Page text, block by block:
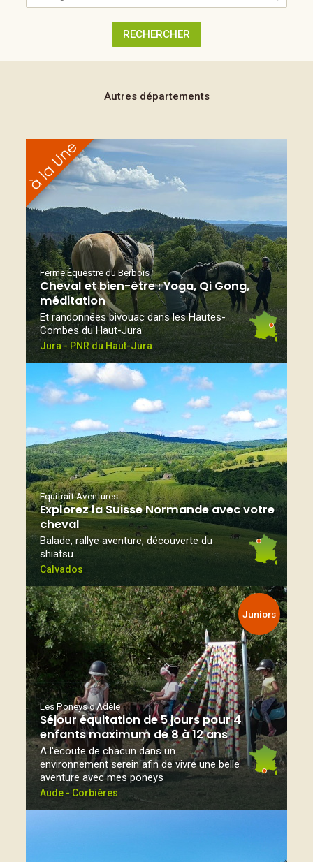
RECHERCHER
Autres départements
Ferme Équestre du Berbois
Cheval et bien-être : Yoga, Qi Gong,
méditation
Et randonnées bivouac dans les Hautes-
Combes du Haut-Jura
Jura - PNR du Haut-Jura
Equitrait Aventures
Explorez la Suisse Normande avec votre
cheval
Balade, rallye aventure, découverte du
shiatsu…
Calvados
Juniors
Les Poneys d'Adèle
Séjour équitation de 5 jours pour 4
enfants maximum de 8 à 12 ans
A l'écoute de chacun dans un
environnement serein afin de vivre une belle
aventure avec mes poneys
Aude - Corbières